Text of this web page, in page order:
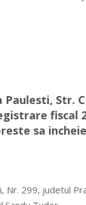
Str.
fiscal
sa
Nr. 299, judetul